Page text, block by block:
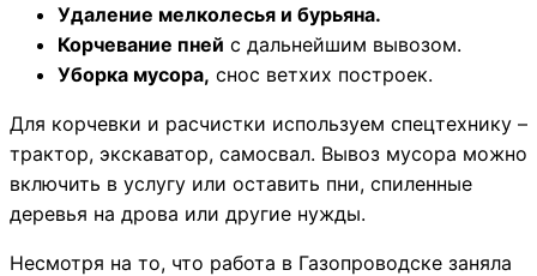
Удаление мелколесья и бурьяна.
Корчевание пней с дальнейшим вывозом.
Уборка мусора, снос ветхих построек.
Для корчевки и расчистки используем спецтехнику –
трактор, экскаватор, самосвал. Вывоз мусора можно
включить в услугу или оставить пни, спиленные
деревья на дрова или другие нужды.
Несмотря на то, что работа в Газопроводске заняла